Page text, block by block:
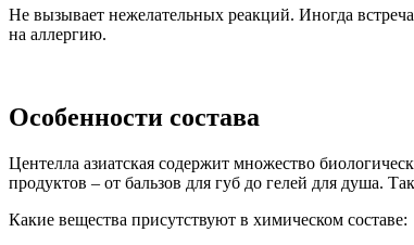
Не вызывает нежелательных реакций. Иногда
на аллергию.
Особенности состава
Центелла азиатская содержит множество
продуктов – от бальзов для губ до гелей для душа.
Какие вещества присутствуют в химическом составе: